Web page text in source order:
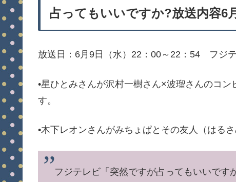
占ってもいいですか?放送内容6
放送日：6月9日（水）22：00～22：54 フジ
•星ひとみさんが沢村一樹さん×波瑠さんのコ
す。
•木下レオンさんがみちょぱとその友人（はる
フジテレビ「突然ですが占ってもいいです